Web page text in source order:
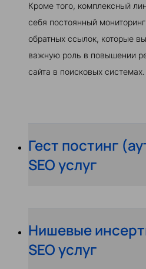
Кроме того, комплексный
себя постоянный
обратных ссылок, которые
важную роль в повышении
сайта в поисковых системах.
Гест постинг
SEO услуг
Нишевые
SEO услуг